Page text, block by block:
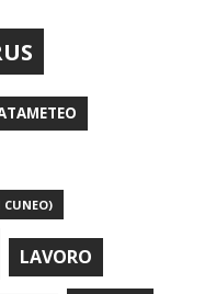
CUNEO)
LAVORO